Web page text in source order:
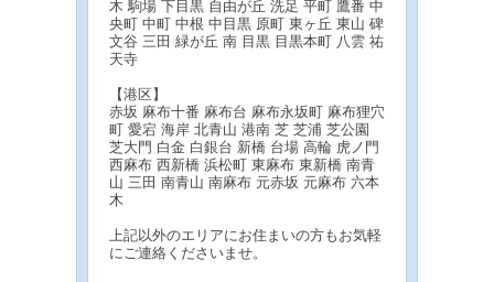
木 駒場 下目黒 自由が丘 洗足 平町 鷹番 中
央町 中町 中根 中目黒 原町 東ヶ丘 東山 碑
文谷 三田 緑が丘 南 目黒 目黒本町 八雲 祐
天寺
【港区】
赤坂 麻布十番 麻布台 麻布永坂町 麻布狸穴
町 愛宕 海岸 北青山 港南 芝 芝浦 芝公園
芝大門 白金 白銀台 新橋 台場 高輪 虎ノ門
西麻布 西新橋 浜松町 東麻布 東新橋 南青
山 三田 南青山 南麻布 元赤坂 元麻布 六本
木
上記以外のエリアにお住まいの方もお気軽
にご連絡くださいませ。